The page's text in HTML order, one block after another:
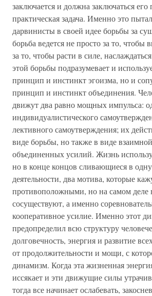
заключается и должна заключаться его
практическая задача. Именно это
дарвинисты в своей идее борьбы за
борьба ведется не просто за то,
за то, чтобы расти в силе,
этой борьбы подразумевает и
принцип и инстинкт эгоизма, но и
принцип и инстинкт объединения.
движут два равно мощных импульса:
индивидуалистического
лективного самоутверждения; их
виде борьбы, но также в виде
объединенных усилий. Жизнь
но в конце концов сливающиеся в
деятельности, два мотива, которые
противоположными, но на самом деле
сосуществуют, а именно
кооперативное усилие. Именно этот
предопределил всю структуру
долговечность, энергия и развитие
от продолжительности и мощи, с
динамизм. Когда эта жизненная
иссякает и эти движущие силы
тогда все начинает ослабевать,